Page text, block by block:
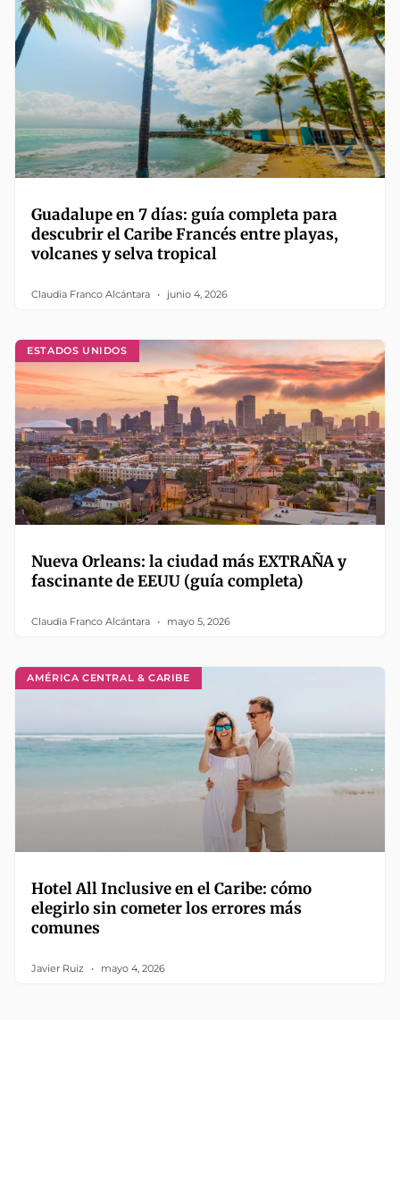
Guadalupe en 7 días: guía completa para
descubrir el Caribe Francés entre playas,
volcanes y selva tropical
Claudia Franco Alcántara junio 4, 2026
ESTADOS UNIDOS
Nueva Orleans: la ciudad más EXTRAÑA y
fascinante de EEUU (guía completa)
Claudia Franco Alcántara mayo 5, 2026
AMÉRICA CENTRAL & CARIBE
Hotel All Inclusive en el Caribe: cómo
elegirlo sin cometer los errores más
comunes
Javier Ruiz mayo 4, 2026